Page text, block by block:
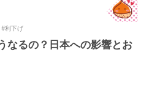
#利下げ
なるの？日本への影響とお